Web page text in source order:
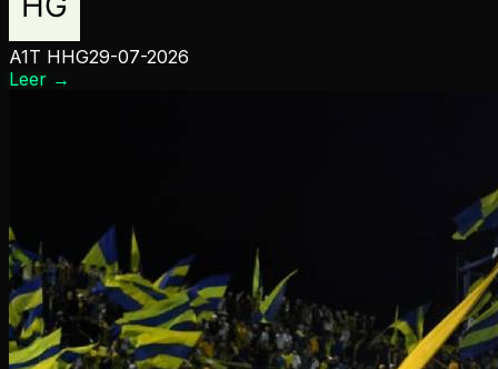
A1T HHG29-07-2026
Leer →